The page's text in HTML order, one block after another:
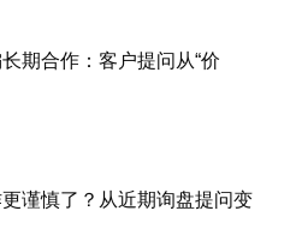
期合作：客户提问从“价
谨慎了？从近期询盘提问变